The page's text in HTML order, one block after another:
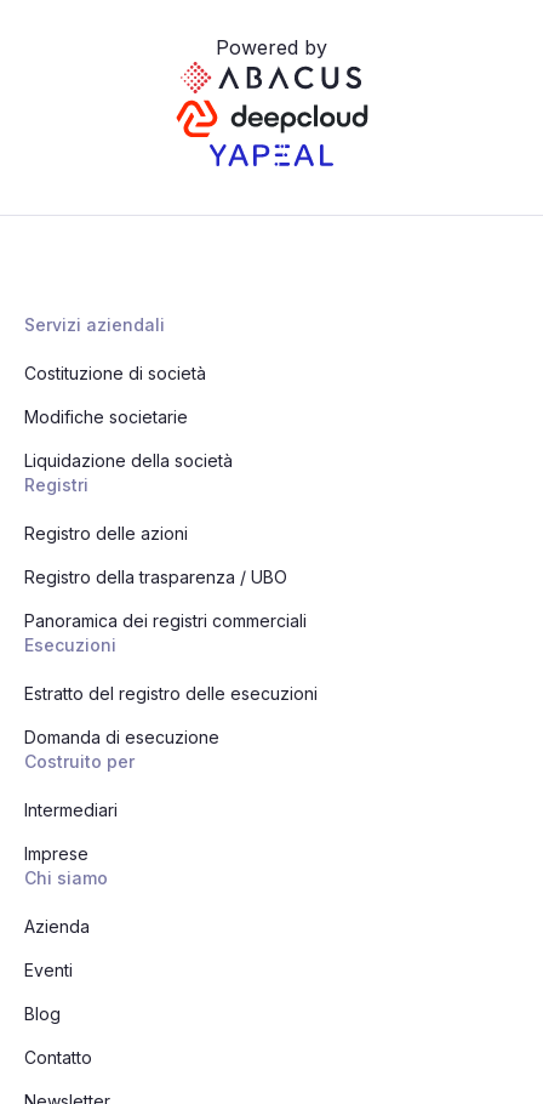
Powered by
Servizi aziendali
Costituzione di società
Modifiche societarie
Liquidazione della società
Registri
Registro delle azioni
Registro della trasparenza / UBO
Panoramica dei registri commerciali
Esecuzioni
Estratto del registro delle esecuzioni
Domanda di esecuzione
Costruito per
Intermediari
Imprese
Chi siamo
Azienda
Eventi
Blog
Contatto